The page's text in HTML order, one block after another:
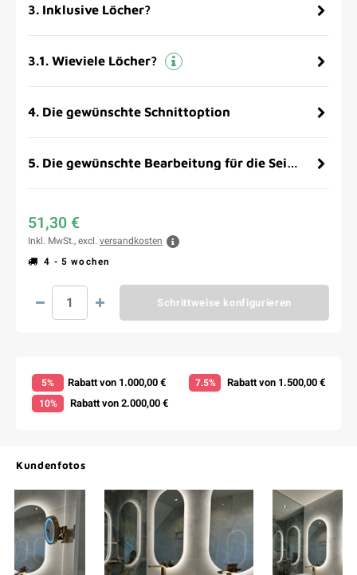
3. Inklusive Löcher?
3.1. Wieviele Löcher?
4. Die gewünschte Schnittoption
5. Die gewünschte Bearbeitung für die Seitenflächen
51,30 €
Inkl. MwSt., excl. versandkosten
4 - 5 wochen
Schrittweise konfigurieren
5% Rabatt von 1.000,00 € 7.5% Rabatt von 1.500,00 €
10% Rabatt von 2.000,00 €
Kundenfotos